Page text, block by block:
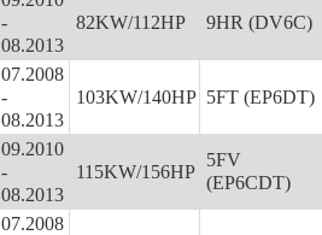
-
08.2013
82KW/112HP 9HR (DV6C)
07.2008
-
08.2013
103KW/140HP 5FT (EP6DT)
09.2010
-
08.2013
115KW/156HP
5FV
(EP6CDT)
07.2008